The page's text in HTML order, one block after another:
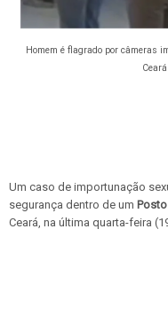
Homem é flagrado por câmeras
Um caso de importunação
segurança dentro de um
Ceará, na última quarta-feira